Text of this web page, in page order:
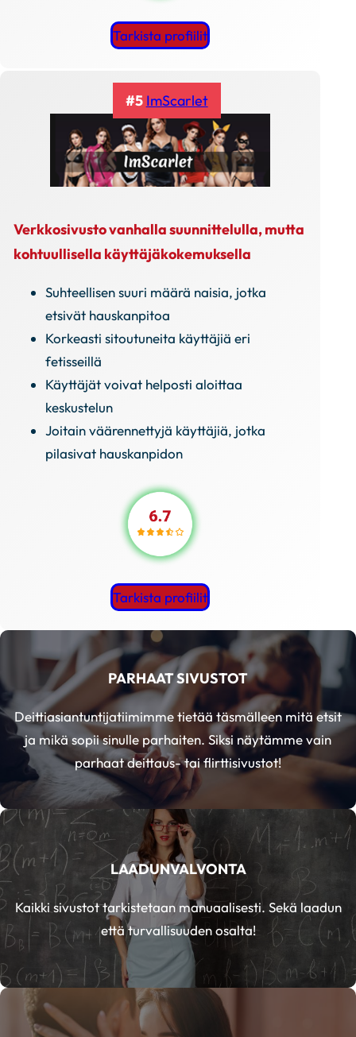
Tarkista profiilit
#5 ImScarlet
Verkkosivusto vanhalla suunnittelulla, mutta
kohtuullisella käyttäjäkokemuksella
Suhteellisen suuri määrä naisia, jotka
etsivät hauskanpitoa
Korkeasti sitoutuneita käyttäjiä eri
fetisseillä
Käyttäjät voivat helposti aloittaa
keskustelun
Joitain väärennettyjä käyttäjiä, jotka
pilasivat hauskanpidon
Tarkista profiilit
PARHAAT SIVUSTOT
Deittiasiantuntijatiimimme tietää täsmälleen mitä etsit
ja mikä sopii sinulle parhaiten. Siksi näytämme vain
parhaat deittaus- tai flirttisivustot!
LAADUNVALVONTA
Kaikki sivustot tarkistetaan manuaalisesti. Sekä laadun
että turvallisuuden osalta!